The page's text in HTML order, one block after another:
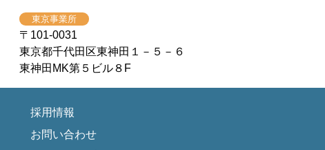
東京事業所
〒101-0031
東京都千代田区東神田１－５－６
東神田MK第５ビル８F
採用情報
お問い合わせ